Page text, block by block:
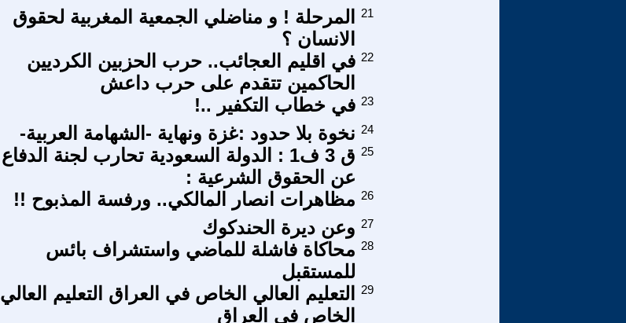
المرحلة ! و مناضلي الجمعية المغربية لحقوق
الانسان ؟
21
في اقليم العجائب.. حرب الحزبين الكرديين
الحاكمين تتقدم على حرب داعش
22
في خطاب التكفير ..! 23
نخوة بلا حدود :غزة ونهاية -الشهامة العربية- 24
ق 3 ف1 : الدولة السعودية تحارب لجنة الدفاع
عن الحقوق الشرعية :
25
مظاهرات انصار المالكي.. ورفسة المذبوح !! 26
وعن ديرة الحندكوك 27
محاكاة فاشلة للماضي واستشراف بائس
للمستقبل
28
التعليم العالي الخاص في العراق التعليم العالي
الخاص في العراق
29